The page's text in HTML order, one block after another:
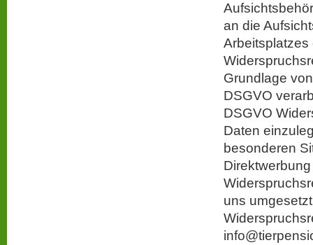
an die
Grundlage
DSGVO
DSGVO
Daten
besonderen
uns